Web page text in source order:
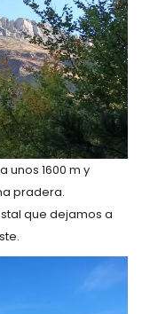
a unos 1600 m y
pradera.
que dejamos a